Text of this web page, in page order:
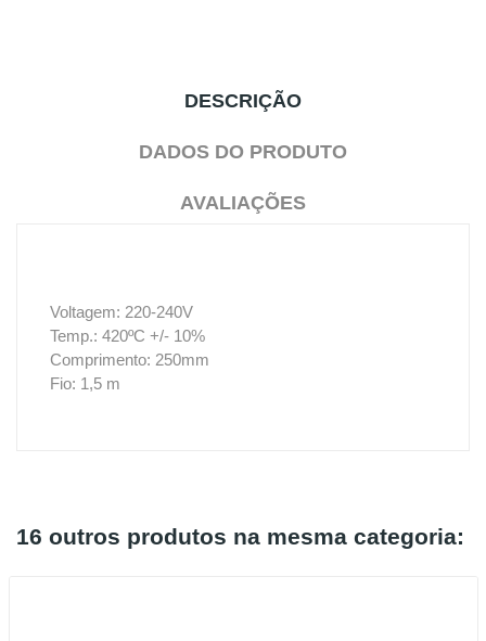
DESCRIÇÃO
DADOS DO PRODUTO
AVALIAÇÕES
Voltagem: 220-240V
Temp.: 420ºC +/- 10%
Comprimento: 250mm
Fio: 1,5 m
16 outros produtos na mesma categoria: